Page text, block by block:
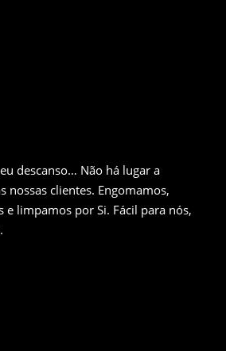
descanso… Não há lugar a
nossas clientes. Engomamos,
e limpamos por Si. Fácil para nós,